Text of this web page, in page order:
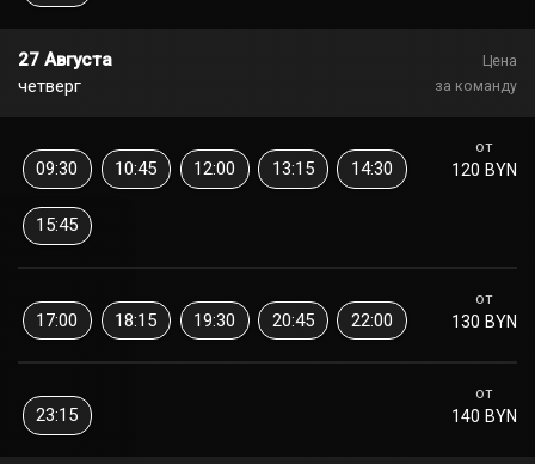
27 Августа
четверг
Цена
за команду
от
120 BYN
09:30 10:45 12:00 13:15 14:30
15:45
от
130 BYN
17:00 18:15 19:30 20:45 22:00
от
140 BYN
23:15